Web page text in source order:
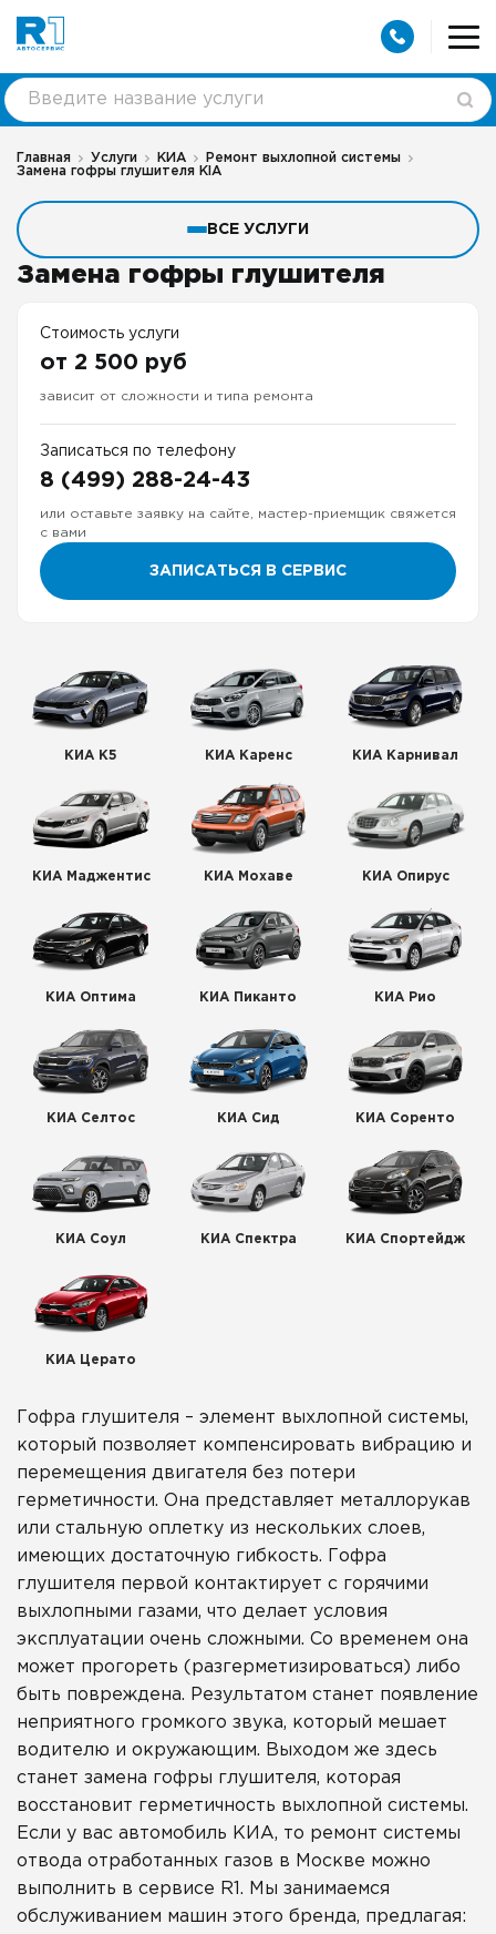
Главная Услуги КИА
Ремонт выхлопной системы
Замена гофры глушителя KIA
ВСЕ УСЛУГИ
Замена гофры глушителя
Стоимость услуги
от 2 500 руб
зависит от сложности и типа ремонта
Записаться по телефону
8 (499) 288-24-43
или оставьте заявку на сайте, мастер-приемщик свяжется
с вами
ЗАПИСАТЬСЯ В СЕРВИС
КИА К5 КИА Каренс КИА Карнивал
КИА Маджентис КИА Мохаве КИА Опирус
КИА Оптима КИА Пиканто КИА Рио
КИА Селтос КИА Сид КИА Соренто
КИА Соул КИА Спектра КИА Спортейдж
КИА Церато
Гофра глушителя – элемент выхлопной системы,
который позволяет компенсировать вибрацию и
перемещения двигателя без потери
герметичности. Она представляет металлорукав
или стальную оплетку из нескольких слоев,
имеющих достаточную гибкость. Гофра
глушителя первой контактирует с горячими
выхлопными газами, что делает условия
эксплуатации очень сложными. Со временем она
может прогореть (разгерметизироваться) либо
быть повреждена. Результатом станет появление
неприятного громкого звука, который мешает
водителю и окружающим. Выходом же здесь
станет замена гофры глушителя, которая
восстановит герметичность выхлопной системы.
Если у вас автомобиль КИА, то ремонт системы
отвода отработанных газов в Москве можно
выполнить в сервисе R1. Мы занимаемся
обслуживанием машин этого бренда, предлагая: